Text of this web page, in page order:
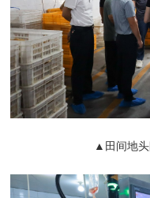
▲田间地